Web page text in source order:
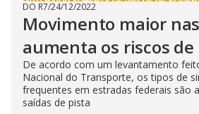
DO R7/24/12/2022
Movimento maior
aumenta os riscos
De acordo com um levantamento
Nacional do Transporte, os tipos de
frequentes em estradas federais são
saídas de pista